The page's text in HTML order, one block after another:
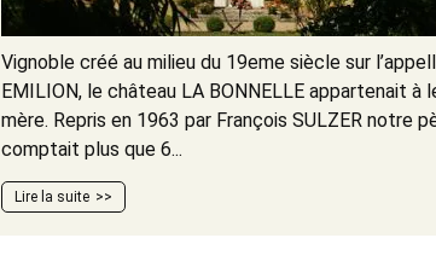
Vignoble créé au milieu du 19eme siècle sur
EMILION, le château LA BONNELLE appartenait à
mère. Repris en 1963 par François SULZER notre
comptait plus que 6...
Lire la suite